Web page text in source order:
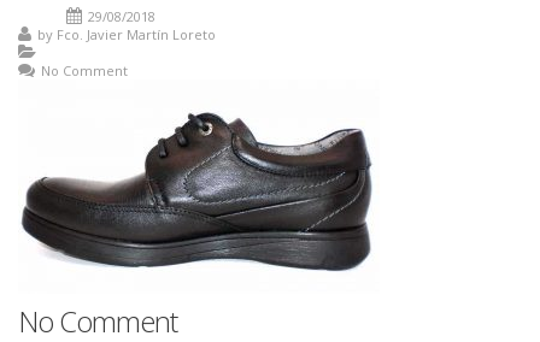
29/08/2018
by Fco. Javier Martín Loreto
No Comment
No Comment